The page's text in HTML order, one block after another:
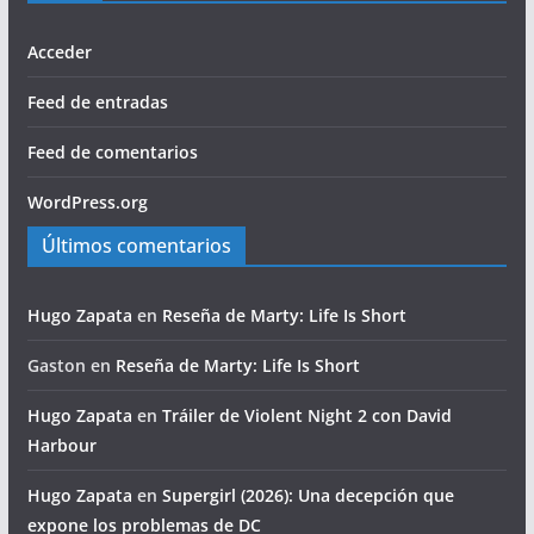
Acceder
Feed de entradas
Feed de comentarios
WordPress.org
Últimos comentarios
Hugo Zapata en Reseña de Marty: Life Is Short
Gaston en Reseña de Marty: Life Is Short
Hugo Zapata en Tráiler de Violent Night 2 con David
Harbour
Hugo Zapata en Supergirl (2026): Una decepción que
expone los problemas de DC